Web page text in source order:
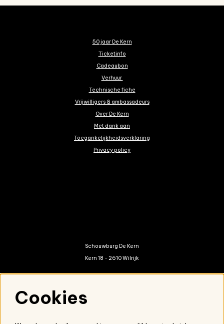
50 jaar De Kern
Ticketinfo
Cadeaubon
Verhuur
Technische fiche
Vrijwilligers & ambassadeurs
Over De Kern
Met dank aan
Toegankelijkheidsverklaring
Privacy policy
Schouwburg De Kern
Kern 18 - 2610 Wilrijk
Cookies